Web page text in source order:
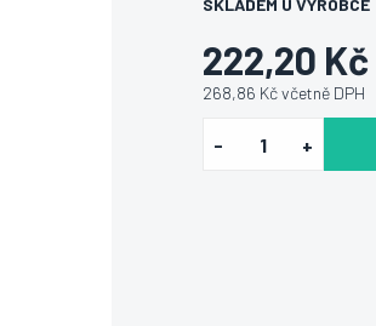
222,20 Kč
268,86 Kč včetně DPH
SKLADEM U VÝROBCE